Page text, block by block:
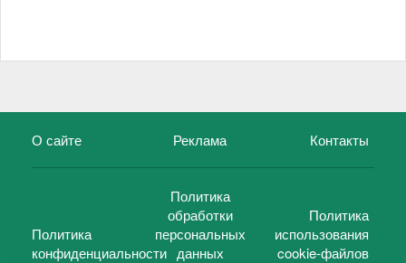
О сайте Реклама Контакты
Политика
конфиденциальности
Политика
обработки
персональных
данных
Политика
использования
cookie-файлов